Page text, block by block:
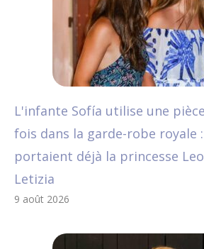
L'infante Sofía utilise une
fois dans la garde-robe royale
portaient déjà la princesse
Letizia
9 août 2026